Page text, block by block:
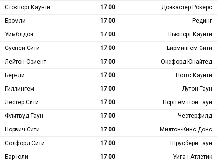
Стокпорт Каунти
17:00
Донкастер Роверс
Бромли
17:00
Рединг
Уимблдон
17:00
Ньюпорт Каунти
Суонси Сити
17:00
Бирмингем Сити
Лейтон Ориент
17:00
Оксфорд Юнайтед
Бёрнли
17:00
Ноттс Каунти
Гиллингем
17:00
Лутон Таун
Лестер Сити
17:00
Нортгемптон Таун
Флитвуд Таун
17:00
Честерфилд
Норвич Сити
17:00
Милтон-Кинс Донс
Солфорд Сити
17:00
Шрусбери Таун
Барнсли
17:00
Уиган Атлетик